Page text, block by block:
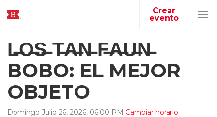
Crear
evento
L̶O̶S̶ T̶A̶N̶ F̶A̶U̶N̶
BOBO: EL MEJOR
OBJETO
Domingo Julio 26, 2026, 06:00 PM Cambiar horario